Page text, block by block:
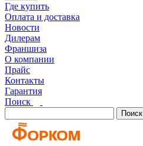
Где купить
Оплата и доставка
Новости
Дилерам
Франшиза
О компании
Прайс
Контакты
Гарантия
Поиск
Поиск